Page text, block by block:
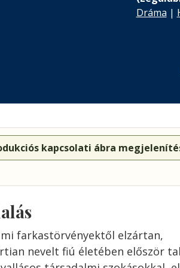
Dráma |
kapcsolati ábra
farkastörvényektől elzártan,
nevelt fiú életében először